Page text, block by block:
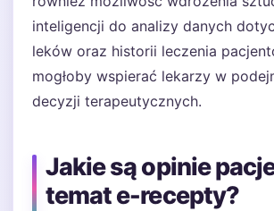
inteligencji do analizy danych
leków oraz historii leczenia
mogłoby wspierać lekarzy w
decyzji terapeutycznych.
Jakie są opinie
temat e-recepty?